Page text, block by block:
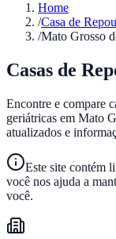
Home
/Casa de
/Mato Grosso
Casas de
Encontre e compare
geriátricas em Mato
atualizados e
Este site contém
você nos ajuda a
você.